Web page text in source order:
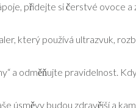
přidejte si čerstvé ovoce
který používá ultrazvuk,
a odměňujte pravidelnost.
úsměvy budou zdravější a